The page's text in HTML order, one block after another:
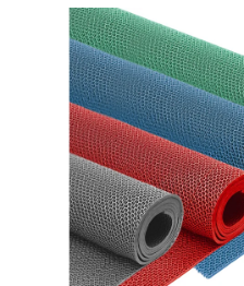
produktu
hviezdičiek.